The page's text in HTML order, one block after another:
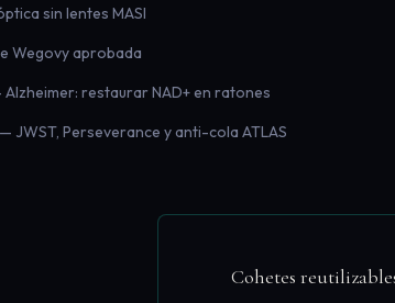
sin lentes MASI
Wegovy aprobada
restaurar NAD+ en ratones
— JWST, Perseverance y anti-cola ATLAS
Cohetes